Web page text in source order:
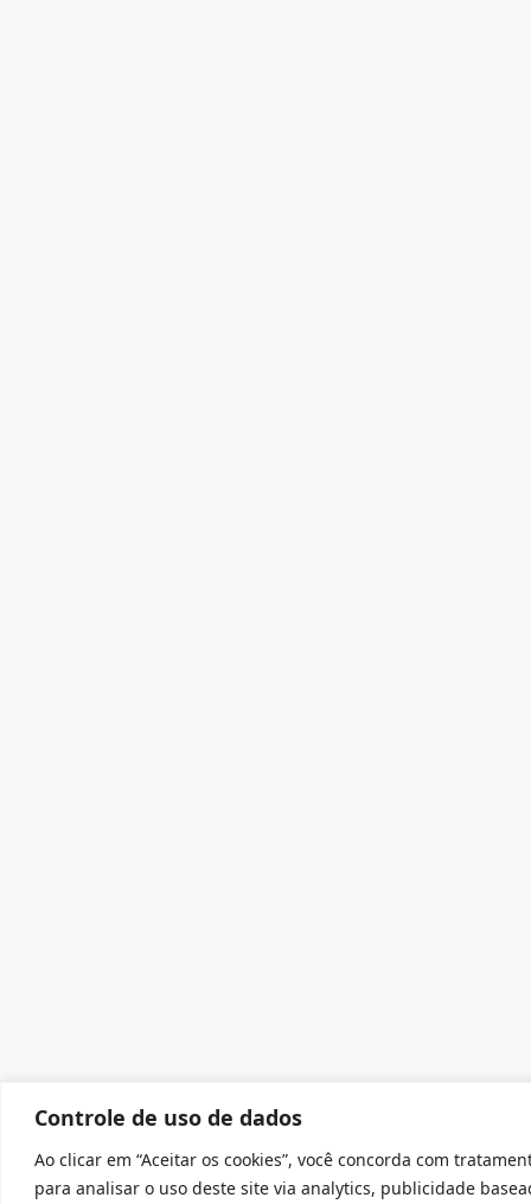
Controle de uso de dados
Ao clicar em “Aceitar os cookies”, você concorda com
para analisar o uso deste site via analytics, publicidade